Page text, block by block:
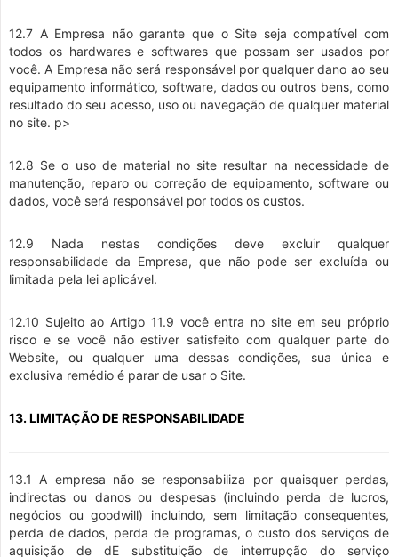
12.7 A Empresa não garante que o Site seja compatível com
todos os hardwares e softwares que possam ser usados por
você. A Empresa não será responsável por qualquer dano ao seu
equipamento informático, software, dados ou outros bens, como
resultado do seu acesso, uso ou navegação de qualquer material
no site. p>
12.8 Se o uso de material no site resultar na necessidade de
manutenção, reparo ou correção de equipamento, software ou
dados, você será responsável por todos os custos.
12.9 Nada nestas condições deve excluir qualquer
responsabilidade da Empresa, que não pode ser excluída ou
limitada pela lei aplicável.
12.10 Sujeito ao Artigo 11.9 você entra no site em seu próprio
risco e se você não estiver satisfeito com qualquer parte do
Website, ou qualquer uma dessas condições, sua única e
exclusiva remédio é parar de usar o Site.
13. LIMITAÇÃO DE RESPONSABILIDADE
13.1 A empresa não se responsabiliza por quaisquer perdas,
indirectas ou danos ou despesas (incluindo perda de lucros,
negócios ou goodwill) incluindo, sem limitação consequentes,
perda de dados, perda de programas, o custo dos serviços de
aquisição de dE substituição de interrupção do serviço